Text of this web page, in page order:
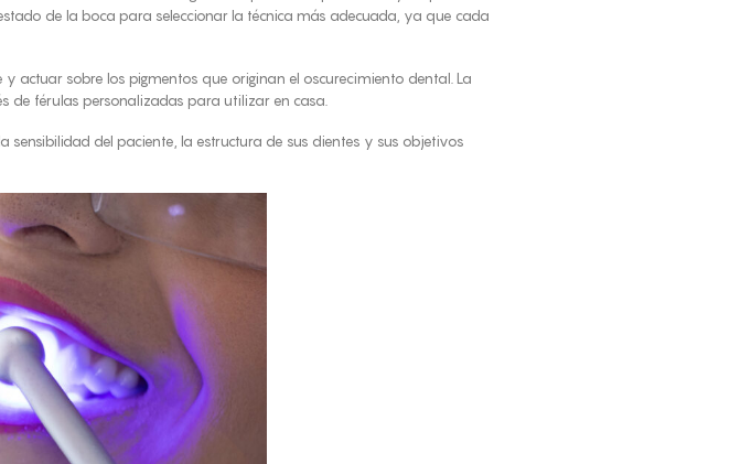
de la boca para seleccionar la técnica más adecuada, ya que cada
actuar sobre los pigmentos que originan el oscurecimiento dental. La
de férulas personalizadas para utilizar en casa.
sensibilidad del paciente, la estructura de sus dientes y sus objetivos